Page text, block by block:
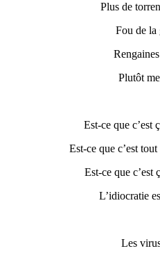
Plus de
Fou de la
R
Plutôt
Est-ce que c’est
Est-ce que c’est
Est-ce que c’est
L’idiocratie
Les